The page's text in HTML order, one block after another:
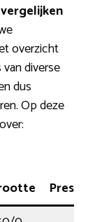
overzicht
diverse
dus
Op deze